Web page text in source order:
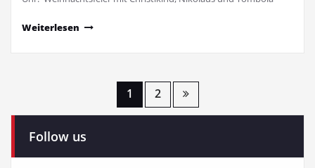
Weiterlesen
Seitennummerierung
Beiträge
1 2
Follow us